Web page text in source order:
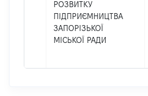
РОЗВИТКУ
ПІДПРИЄМНИЦТВА
ЗАПОРІЗЬКОЇ
МІСЬКОЇ РАДИ